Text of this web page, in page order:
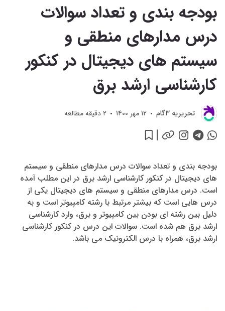
منطقی و سیستم های
دیجیتال در کنکور
کارشناسی ارشد برق
بودجه بندی و تعداد سوالات
درس مدارهای منطقی و
سیستم های دیجیتال در کنکور
کارشناسی ارشد برق
تحريريه 3گام 12 مهر 1400 2دقیقه مطالعه
بودجه بندی و تعداد سوالات درس مدارهای منطقی و سیستم
های دیجیتال در کنکور کارشناسی ارشد برق در این مطلب آمده
است. درس مدارهای منطقی و سیستم های دیجیتال یکی از
درس هایی است که بیشتر مرتبط با رشته کامپیوتر است و به
دلیل بین رشته ای بودن بین کامپیوتر و برق، وارد کارشناسی
ارشد برق هم شده است. سوالات این درس در کنکور کارشناسی
ارشد برق، همراه با درس الکترونیک می باشد.